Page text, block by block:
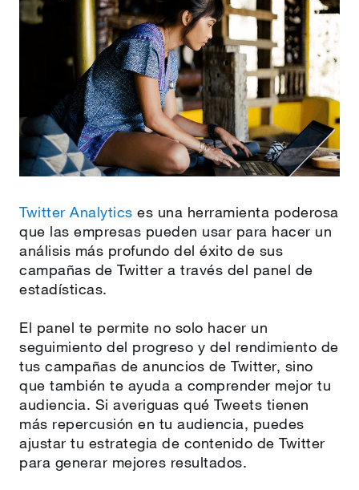
Twitter Analytics es una herramienta poderosa
que las empresas pueden usar para hacer un
análisis más profundo del éxito de sus
campañas de Twitter a través del panel de
estadísticas.
El panel te permite no solo hacer un
seguimiento del progreso y del rendimiento de
tus campañas de anuncios de Twitter, sino
que también te ayuda a comprender mejor tu
audiencia. Si averiguas qué Tweets tienen
más repercusión en tu audiencia, puedes
ajustar tu estrategia de contenido de Twitter
para generar mejores resultados.